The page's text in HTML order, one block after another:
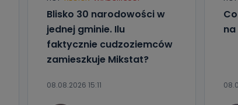
Blisko 30 narodowości w
jednej gminie. Ilu
faktycznie cudzoziemców
zamieszkuje Mikstat?
08.08.2026 15:11
na